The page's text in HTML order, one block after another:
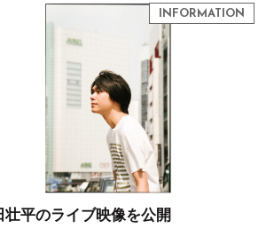
壮平のライブ映像を公開